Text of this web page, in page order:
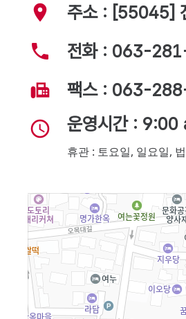
location_on 주소 : [55045]
phone 전화 : 063-
fax 팩스 : 063-
access_time 운영시간 :
휴관 : 토요일, 일요일,